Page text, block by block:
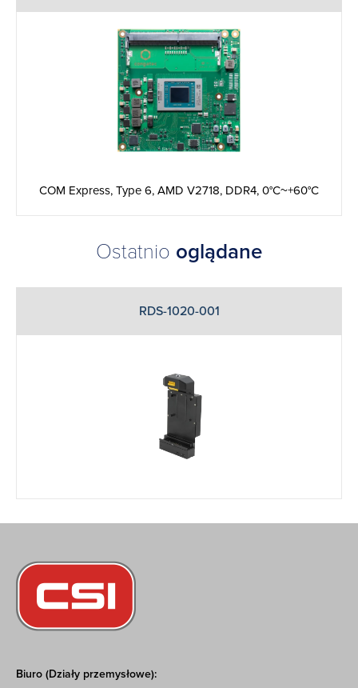
COM Express, Type 6, AMD V2718, DDR4, 0°C~+60°C
Ostatnio oglądane
RDS-1020-001
Biuro (Działy przemysłowe):